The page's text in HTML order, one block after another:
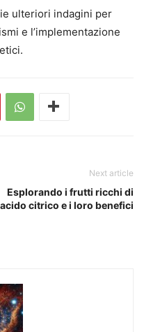
ulteriori indagini per
e l’implementazione
Next article
Esplorando i frutti ricchi di
acido citrico e i loro benefici